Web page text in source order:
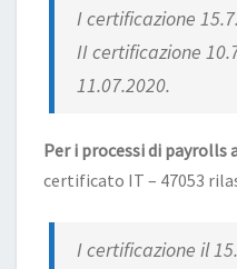
I certificazione
II certificazione
11.07.2020.
Per i processi di
certificato IT – 47053
I certificazione il